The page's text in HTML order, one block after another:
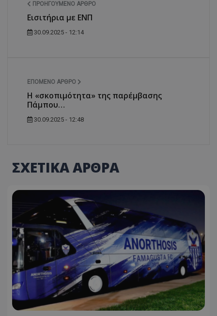
ΠΡΟΗΓΟΎΜΕΝΟ ΆΡΘΡΟ
Εισιτήρια με ΕΝΠ
30.09.2025 - 12:14
ΕΠΌΜΕΝΟ ΆΡΘΡΟ
Η «σκοπιμότητα» της παρέμβασης
Πάμπου…
30.09.2025 - 12:48
ΣΧΕΤΙΚΑ ΑΡΘΡΑ